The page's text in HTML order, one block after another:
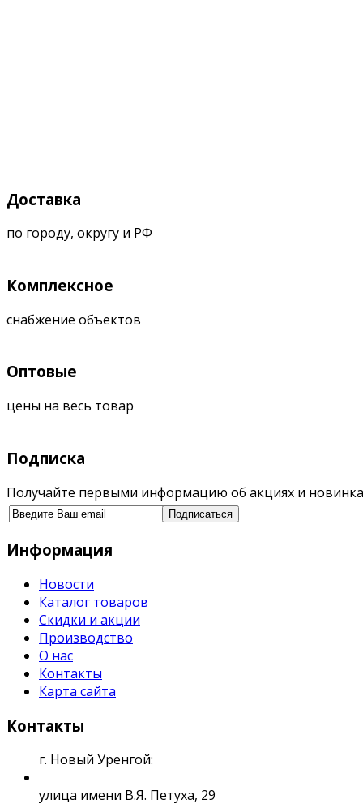
Доставка
по городу, округу и РФ
Комплексное
снабжение объектов
Оптовые
цены на весь товар
Подписка
Получайте первыми информацию об акциях и
Информация
Новости
Каталог товаров
Скидки и акции
Производство
О нас
Контакты
Карта сайта
Контакты
г. Новый Уренгой:
улица имени В.Я. Петуха, 29